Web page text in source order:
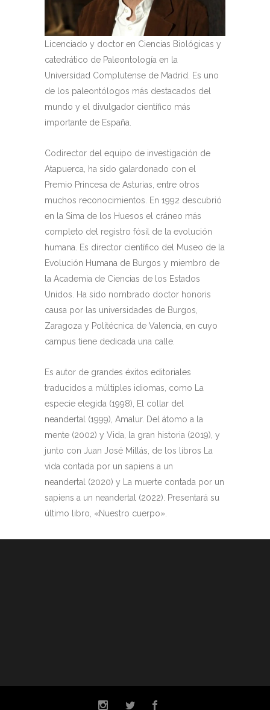
Licenciado y doctor en Ciencias Biológicas y
catedrático de Paleontología en la
Universidad Complutense de Madrid. Es uno
de los paleontólogos más destacados del
mundo y el divulgador científico más
importante de España.
Codirector del equipo de investigación de
Atapuerca, ha sido galardonado con el
Premio Princesa de Asturias, entre otros
muchos reconocimientos. En 1992 descubrió
en la Sima de los Huesos el cráneo más
completo del registro fósil de la evolución
humana. Es director científico del Museo de la
Evolución Humana de Burgos y miembro de
la Academia de Ciencias de los Estados
Unidos. Ha sido nombrado doctor honoris
causa por las universidades de Burgos,
Zaragoza y Politécnica de Valencia, en cuyo
campus tiene dedicada una calle.
Es autor de grandes éxitos editoriales
traducidos a múltiples idiomas, como La
especie elegida (1998), El collar del
neandertal (1999), Amalur. Del átomo a la
mente (2002) y Vida, la gran historia (2019), y
junto con Juan José Millás, de los libros La
vida contada por un sapiens a un
neandertal (2020) y La muerte contada por un
sapiens a un neandertal (2022). Presentará su
último libro, «Nuestro cuerpo».